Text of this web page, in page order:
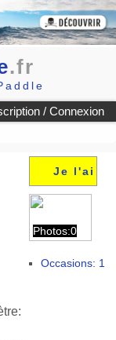
.fr
/ Connexion
Je l'ai
Photos:0
Occasions: 1